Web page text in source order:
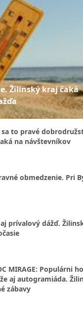
Žilinský kraj čaká
sa to pravé
na návštevníkov
obmedzenie. Pri
prívalový dážď.
MIRAGE: Populárni
aj autogramiáda.
zábavy